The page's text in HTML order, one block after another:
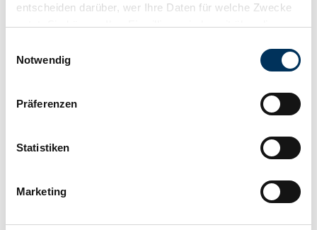
entscheiden darüber, wer Ihre Daten für welche Zwecke
nutzt. Sie können Ihre Einwilligung jederzeit über die
Trigger Symbol ändern oder widerrufen
Informationen über Ihre geografische Lage
können
bestimmten Merkmalen (Fingerprinting) identifizieren
Erfahren Sie mehr darüber, wie Ihre persönlichen Daten
Notwendig
Präferenzen
Statistiken
Marketing